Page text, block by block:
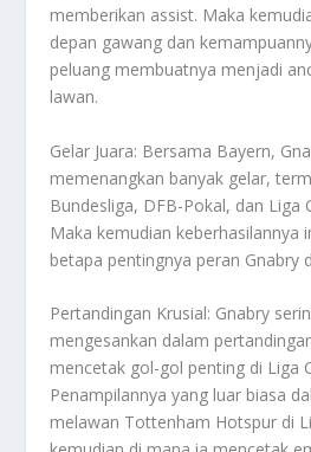
memberikan assist. Maka
depan gawang dan
peluang membuatnya menjadi
lawan.
Gelar Juara: Bersama Bayern,
memenangkan banyak gelar,
Bundesliga, DFB-Pokal, dan Liga
Maka kemudian keberhasilannya
betapa pentingnya peran Gnabry
Pertandingan Krusial: Gnabry
mengesankan dalam
mencetak gol-gol penting di Liga
Penampilannya yang luar biasa
melawan Tottenham Hotspur di